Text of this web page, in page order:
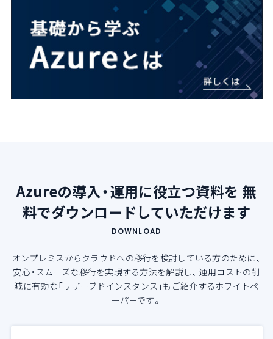
Azureの導入・運用に役立つ資料を 無
料でダウンロードしていただけます
DOWNLOAD
オンプレミスからクラウドへの移行を検討している方のために、
安心・スムーズな移行を実現する方法を解説し、 運用コストの削
減に有効な「リザーブドインスタンス」もご紹介するホワイトペ
ーパーです。